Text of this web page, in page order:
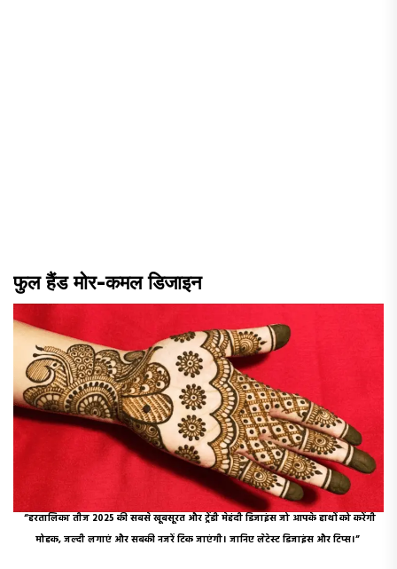
फुल हैंड मोर-कमल डिजाइन
“हरतालिका तीज 2025 की सबसे खूबसूरत और ट्रेंडी मेहंदी डिजाइंस जो आपके हाथों को करेंगी
मोहक, जल्दी लगाएं और सबकी नजरें टिक जाएंगी। जानिए लेटेस्ट डिजाइंस और टिप्स।”